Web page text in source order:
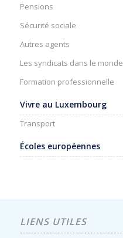
Pensions
Sécurité sociale
Autres agents
Les syndicats dans le monde
Formation professionnelle
Vivre au Luxembourg
Transport
Écoles européennes
LIENS UTILES